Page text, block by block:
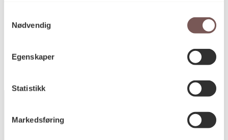
Nødvendig
Egenskaper
Statistikk
Markedsføring
Reference